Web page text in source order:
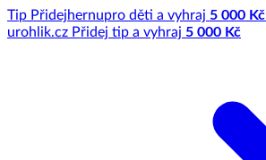
Tip Přidejhernupro děti a vyhraj 5 000 Kč
urohlik.cz Přidej tip a vyhraj 5 000 Kč